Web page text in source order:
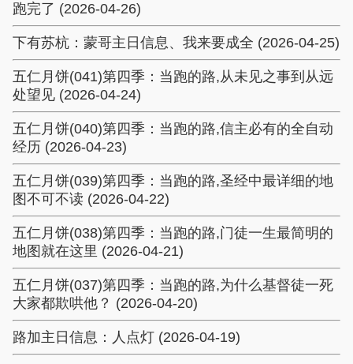
跑完了 (2026-04-26)
下有苏杭：蒙哥主日信息、我来要成全 (2026-04-25)
五仁月饼(041)第四季：当跑的路,从未见之事到从远
处望见 (2026-04-24)
五仁月饼(040)第四季：当跑的路,信主必有的全自动
经历 (2026-04-23)
五仁月饼(039)第四季：当跑的路,圣经中最详细的地
图不可不读 (2026-04-22)
五仁月饼(038)第四季：当跑的路,门徒一生最简明的
地图就在这里 (2026-04-21)
五仁月饼(037)第四季：当跑的路,为什么基督徒一死
大家都欺哄他？ (2026-04-20)
路加主日信息：人点灯 (2026-04-19)